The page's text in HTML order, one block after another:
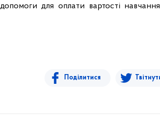
для оплати вартості
Поділитися